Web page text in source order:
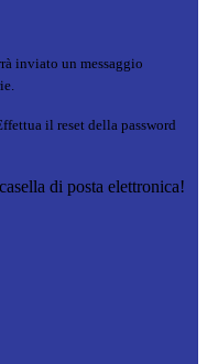
inviato un messaggio
il reset della password
di posta elettronica!